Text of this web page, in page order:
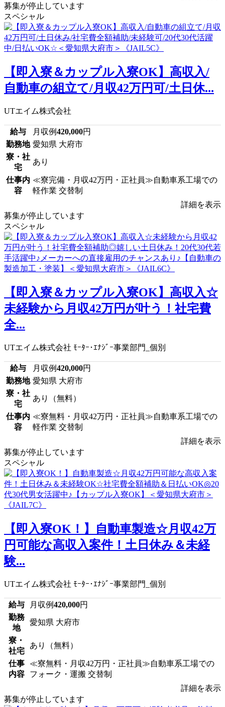
募集が停止しています
スペシャル
【即入寮＆カップル入寮OK】高収入/
自動車の組立て/月収42万円可/土日休...
UTエイム株式会社
給与 月収例420,000円
勤務地 愛知県 大府市
寮・社
宅
あり
仕事内
容
≪寮完備・月収42万円・正社員≫自動車系工場での
軽作業 交替制
詳細を表示
募集が停止しています
スペシャル
【即入寮＆カップル入寮OK】高収入☆
未経験から月収42万円が叶う！社宅費
全...
UTエイム株式会社 ﾓｰﾀｰ･ｴﾅｼﾞｰ事業部門_個別
給与 月収例420,000円
勤務地 愛知県 大府市
寮・社
宅
あり（無料）
仕事内
容
≪寮無料・月収42万円・正社員≫自動車系工場での
軽作業 交替制
詳細を表示
募集が停止しています
スペシャル
【即入寮OK！】自動車製造☆月収42万
円可能な高収入案件！土日休み＆未経
験...
UTエイム株式会社 ﾓｰﾀｰ･ｴﾅｼﾞｰ事業部門_個別
給与 月収例420,000円
勤務
地
愛知県 大府市
寮・
社宅
あり（無料）
仕事
内容
≪寮無料・月収42万円・正社員≫自動車系工場での
フォーク・運搬 交替制
詳細を表示
募集が停止しています